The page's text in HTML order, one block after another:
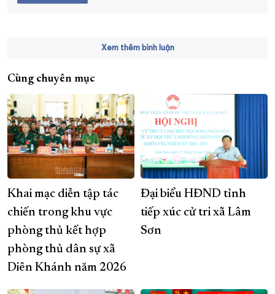
Xem thêm bình luận
Cùng chuyên mục
Khai mạc diễn tập tác
chiến trong khu vực
phòng thủ kết hợp
phòng thủ dân sự xã
Diên Khánh năm 2026
Đại biểu HĐND tỉnh
tiếp xúc cử tri xã Lâm
Sơn